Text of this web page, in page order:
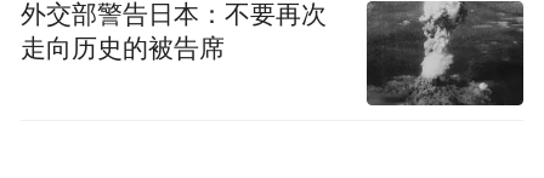
外交部警告日本：不要再次
走向历史的被告席